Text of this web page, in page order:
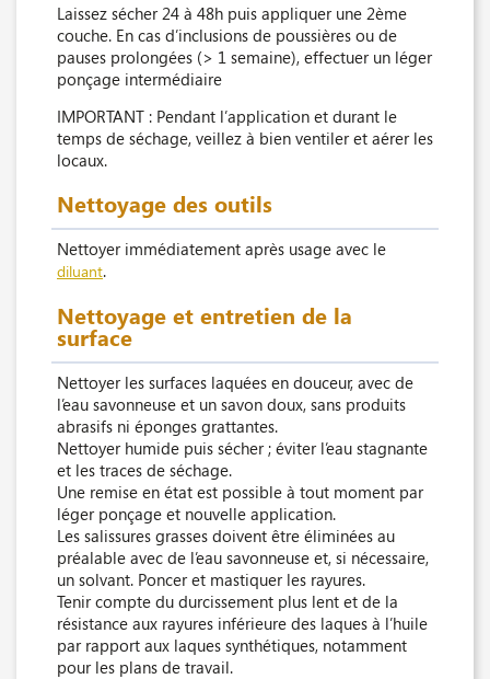
Laissez sécher 24 à 48h puis appliquer une 2ème
couche. En cas d’inclusions de poussières ou de
pauses prolongées (> 1 semaine), effectuer un léger
ponçage intermédiaire
IMPORTANT : Pendant l’application et durant le
temps de séchage, veillez à bien ventiler et aérer les
locaux.
Nettoyage des outils
Nettoyer immédiatement après usage avec le
diluant.
Nettoyage et entretien de la
surface
Nettoyer les surfaces laquées en douceur, avec de
l’eau savonneuse et un savon doux, sans produits
abrasifs ni éponges grattantes.
Nettoyer humide puis sécher ; éviter l’eau stagnante
et les traces de séchage.
Une remise en état est possible à tout moment par
léger ponçage et nouvelle application.
Les salissures grasses doivent être éliminées au
préalable avec de l’eau savonneuse et, si nécessaire,
un solvant. Poncer et mastiquer les rayures.
Tenir compte du durcissement plus lent et de la
résistance aux rayures inférieure des laques à l’huile
par rapport aux laques synthétiques, notamment
pour les plans de travail.